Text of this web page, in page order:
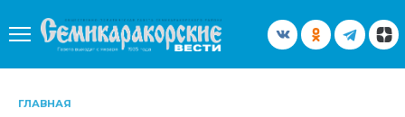
содержанию
ГЛАВНАЯ